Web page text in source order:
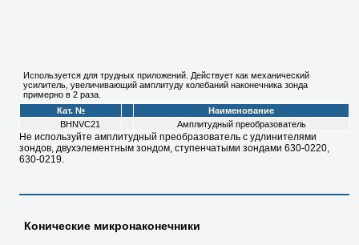
Используется для трудных приложений. Действует как механический
усилитель, увеличивающий амплитуду колебаний наконечника зонда
примерно в 2 раза.
Кат. №
Наименование
BHNVC21
Амплитудный преобразователь
Не используйте амплитудный преобразователь с удлинителями
зондов, двухэлементным зондом, ступенчатыми зондами 630-0220,
630-0219.
Конические микронаконечники